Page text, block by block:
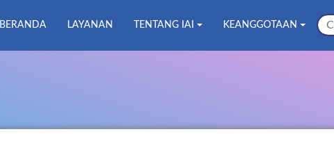
BERANDA LAYANAN TENTANG IAI KEANGGOTAAN